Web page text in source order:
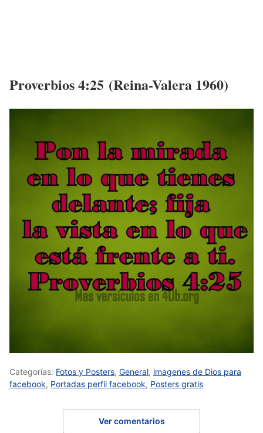
Proverbios 4:25 (Reina-Valera 1960)
Categorías: Fotos y Posters, General, imagenes de Dios para
facebook, Portadas perfil facebook, Posters gratis
Ver comentarios